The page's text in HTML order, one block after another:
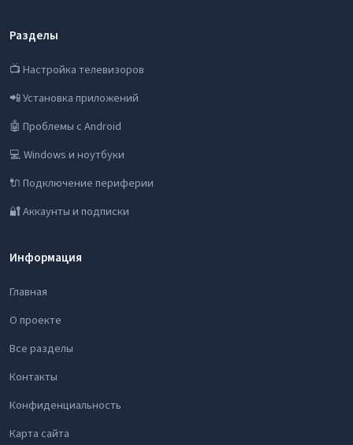
Разделы
📺 Настройка телевизоров
📲 Установка приложений
🤖 Проблемы с Android
💻 Windows и ноутбуки
🔌 Подключение периферии
🔐 Аккаунты и подписки
Информация
Главная
О проекте
Все разделы
Контакты
Конфиденциальность
Карта сайта